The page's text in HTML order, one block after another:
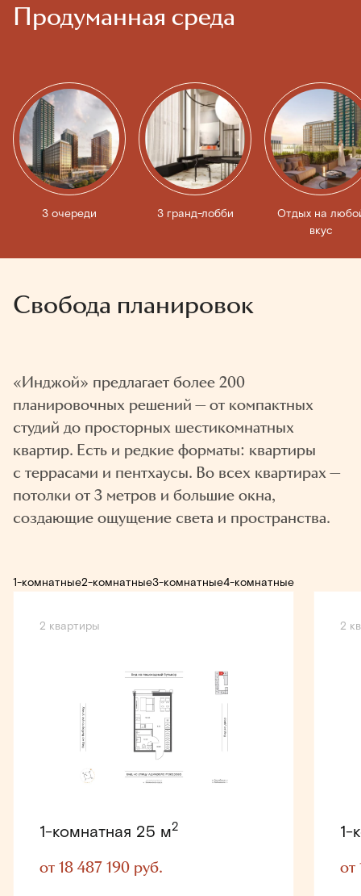
Продуманная среда
3 очереди 3 гранд-лобби
Отдых на
вкус
Свобода планировок
«Инджой» предлагает более 200
планировочных решений — от компактных
студий до просторных шестикомнатных
квартир. Есть и редкие форматы: квартиры
с террасами и пентхаусы. Во всех квартирах —
потолки от 3 метров и большие окна,
создающие ощущение света и пространства.
1-комнатные2-комнатные3-комнатные4-комнатные
2 квартиры
1-комнатная 25 м2
от 18 487 190 руб.
2
1-
от